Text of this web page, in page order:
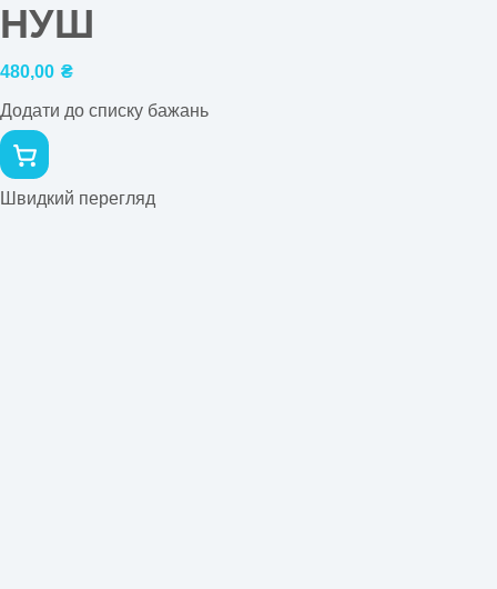
НУШ
480,00 ₴
Додати до списку бажань
Швидкий перегляд